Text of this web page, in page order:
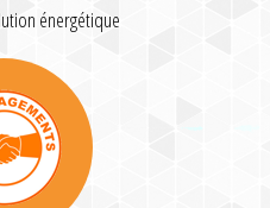
énergétique